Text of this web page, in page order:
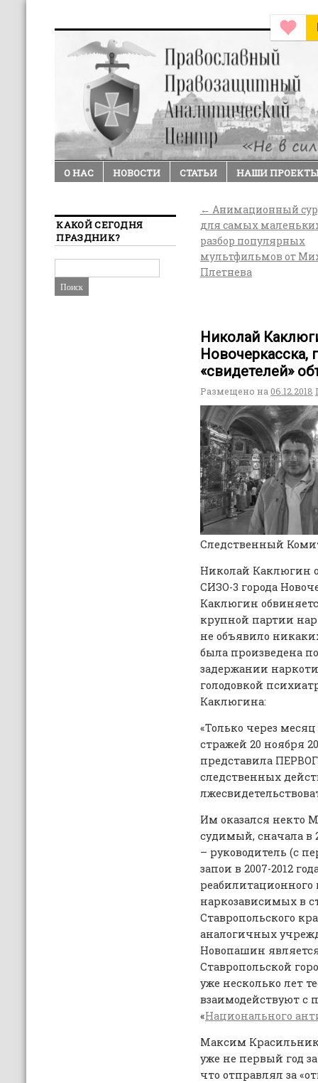
О НАС НОВОСТИ СТАТЬИ НАШИ
← Анимационный
для самых
разбор популярных
мультфильмов от
Плетнева
Николай
Новочеркасска,
«свидетелей»
Размещено на 06.12.2018
Следственный
Николай Каклюгин
СИЗО-3 города
Каклюгин
крупной партии
не объявило
была произведена
задержании
голодовкой
Каклюгина:
«Только через
стражей 20 ноября
представила
следственных
Им оказался некто
судимый, сначала в
– руководитель (с
запои в 2007-2012
наркозависимых в
Ставропольского
аналогичных
Новопашин
Ставропольской
уже несколько лет
взаимодействуют с
«Национального
Максим
уже не первый год
что отправлял за
КАКОЙ СЕГОДНЯ
ПРАЗДНИК?